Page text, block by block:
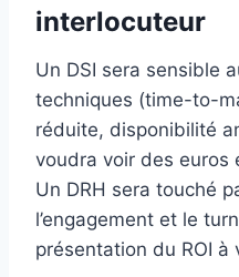
interlocuteur
Un DSI sera sensible
techniques (time-to-
réduite, disponibilité
voudra voir des euros
Un DRH sera touché
l’engagement et le
présentation du ROI à